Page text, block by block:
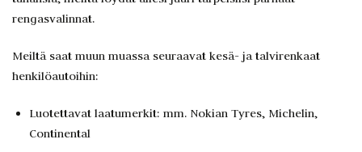
rengasvalinnat.
Meiltä saat muun muassa seuraavat kesä- ja talvirenkaat
henkilöautoihin:
Luotettavat laatumerkit: mm. Nokian Tyres, Michelin,
Continental